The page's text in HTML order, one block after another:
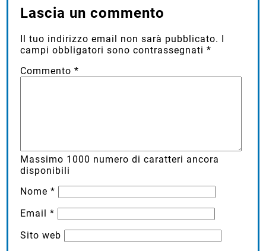
Lascia un commento
Il tuo indirizzo email non sarà pubblicato. I
campi obbligatori sono contrassegnati*
Commento*
Massimo 1000 numero di caratteri ancora
disponibili
Nome*
Email*
Sito web